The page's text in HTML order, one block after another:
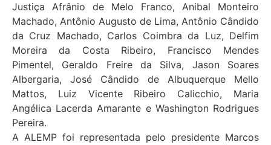
Justiça Afrânio de Melo Franco, Anibal Monteiro
Machado, Antônio Augusto de Lima, Antônio Cândido
da Cruz Machado, Carlos Coimbra da Luz, Delfim
Moreira da Costa Ribeiro, Francisco Mendes
Pimentel, Geraldo Freire da Silva, Jason Soares
Albergaria, José Cândido de Albuquerque Mello
Mattos, Luiz Vicente Ribeiro Calicchio, Maria
Angélica Lacerda Amarante e Washington Rodrigues
Pereira.
A ALEMP foi representada pelo presidente Marcos